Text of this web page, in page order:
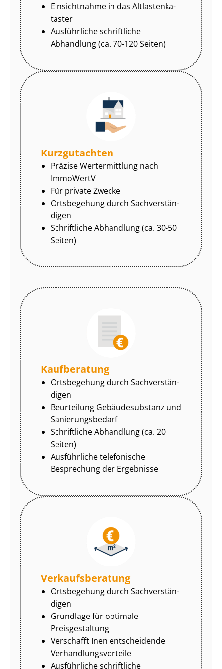
Einsichtnahme in das Alt­las­ten­ka­
tas­ter
Ausführliche schriftliche
Abhandlung (ca. 70-120 Seiten)
Kurzgutachten
Präzise Wertermittlung nach
ImmoWertV
Für private Zwecke
Ortsbegehung durch Sach­ver­stän­
di­gen
Schriftliche Abhandlung (ca. 30-50
Seiten)
Kaufberatung
Ortsbegehung durch Sach­ver­stän­
di­gen
Beurteilung Gebäudesubstanz und
Sa­nie­rungs­be­darf
Schriftliche Abhandlung (ca. 20
Seiten)
Ausführliche telefonische
Besprechung der Ergebnisse
Ver­kaufs­be­ra­tung
Ortsbegehung durch Sach­ver­stän­
di­gen
Grundlage für optimale
Preisgestaltung
Verschafft Inen entscheidende
Ver­hand­lungs­vor­tei­le
Ausführliche schriftliche